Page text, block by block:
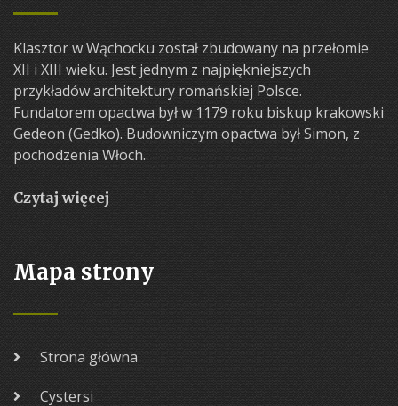
Klasztor w Wąchocku został zbudowany na przełomie
XII i XIII wieku. Jest jednym z najpiękniejszych
przykładów architektury romańskiej Polsce.
Fundatorem opactwa był w 1179 roku biskup krakowski
Gedeon (Gedko). Budowniczym opactwa był Simon, z
pochodzenia Włoch.
Czytaj więcej
Mapa strony
Strona główna
Cystersi